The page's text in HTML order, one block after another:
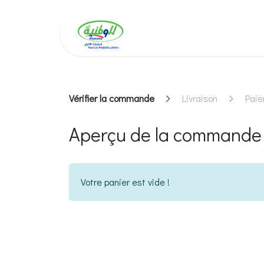
Vérifier la commande Livraison
Aperçu de la commande
Votre panier est vide !